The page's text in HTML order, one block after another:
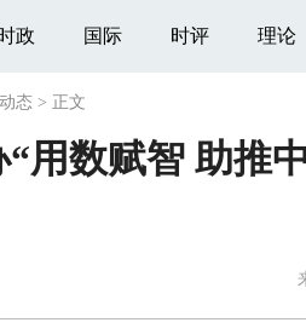
政 国际 时评 理论
态 > 正文
用数赋智 助推